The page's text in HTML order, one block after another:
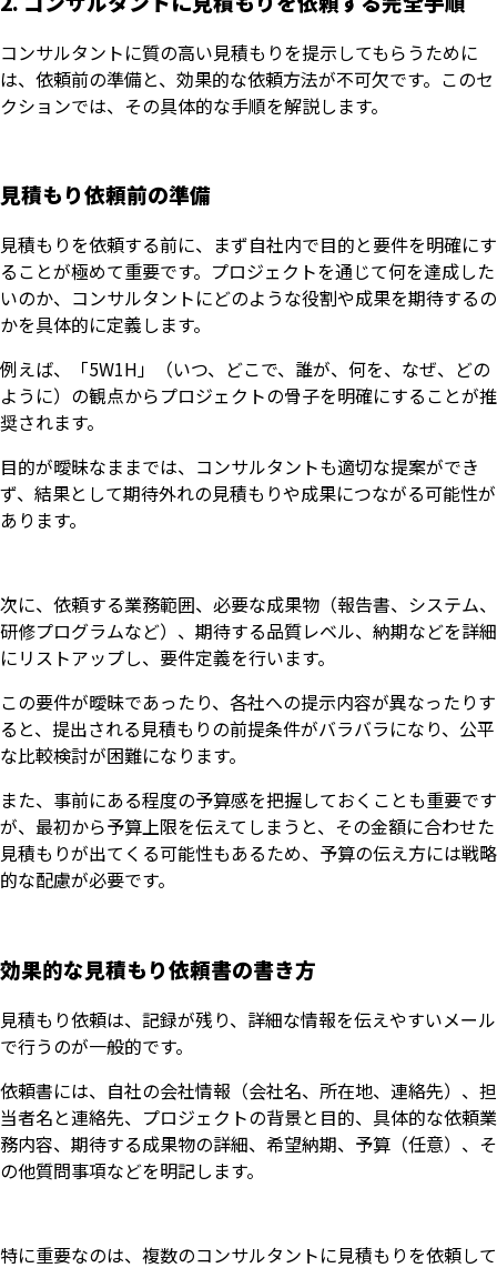
コンサルタントに質の高い見積もりを提示してもらうために
は、依頼前の準備と、効果的な依頼方法が不可欠です。このセ
クションでは、その具体的な手順を解説します。
見積もり依頼前の準備
見積もりを依頼する前に、まず自社内で目的と要件を明確にす
ることが極めて重要です。プロジェクトを通じて何を達成した
いのか、コンサルタントにどのような役割や成果を期待するの
かを具体的に定義します。
例えば、「5W1H」（いつ、どこで、誰が、何を、なぜ、どの
ように）の観点からプロジェクトの骨子を明確にすることが推
奨されます。
目的が曖昧なままでは、コンサルタントも適切な提案ができ
ず、結果として期待外れの見積もりや成果につながる可能性が
あります。
次に、依頼する業務範囲、必要な成果物（報告書、システム、
研修プログラムなど）、期待する品質レベル、納期などを詳細
にリストアップし、要件定義を行います。
この要件が曖昧であったり、各社への提示内容が異なったりす
ると、提出される見積もりの前提条件がバラバラになり、公平
な比較検討が困難になります。
また、事前にある程度の予算感を把握しておくことも重要です
が、最初から予算上限を伝えてしまうと、その金額に合わせた
見積もりが出てくる可能性もあるため、予算の伝え方には戦略
的な配慮が必要です。
効果的な見積もり依頼書の書き方
見積もり依頼は、記録が残り、詳細な情報を伝えやすいメール
で行うのが一般的です。
依頼書には、自社の会社情報（会社名、所在地、連絡先）、担
当者名と連絡先、プロジェクトの背景と目的、具体的な依頼業
務内容、期待する成果物の詳細、希望納期、予算（任意）、そ
の他質問事項などを明記します。
特に重要なのは、複数のコンサルタントに見積もりを依頼して